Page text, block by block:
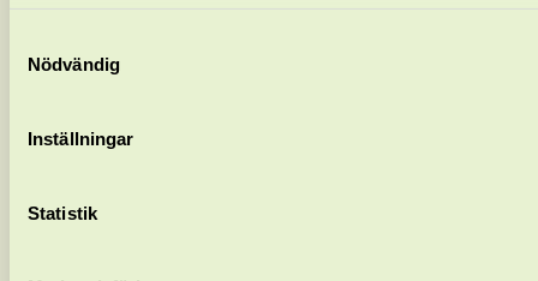
Nödvändig
Inställningar
Statistik
Jonas Lange